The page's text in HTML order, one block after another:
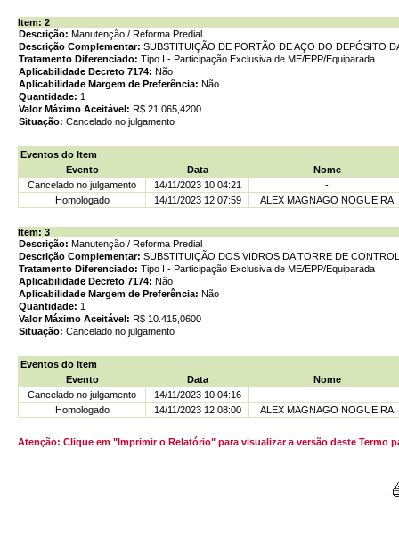
Item: 2
Descrição: Manutenção / Reforma Predial
Descrição Complementar: SUBSTITUIÇÃO DE PORTÃO DE AÇO DO DEPÓSITO
Tratamento Diferenciado: Tipo I - Participação Exclusiva de ME/EPP/Equiparada
Aplicabilidade Decreto 7174: Não
Aplicabilidade Margem de Preferência: Não
Quantidade: 1
Valor Máximo Aceitável: R$ 21.065,4200
Situação: Cancelado no julgamento
Eventos do Item
Evento
Data
Nome
Cancelado no julgamento
14/11/2023 10:04:21
-
Homologado
14/11/2023 12:07:59 ALEX MAGNAGO NOGUEIRA
Item: 3
Descrição: Manutenção / Reforma Predial
Descrição Complementar: SUBSTITUIÇÃO DOS VIDROS DA TORRE DE
Tratamento Diferenciado: Tipo I - Participação Exclusiva de ME/EPP/Equiparada
Aplicabilidade Decreto 7174: Não
Aplicabilidade Margem de Preferência: Não
Quantidade: 1
Valor Máximo Aceitável: R$ 10.415,0600
Situação: Cancelado no julgamento
Eventos do Item
Evento
Data
Nome
Cancelado no julgamento
14/11/2023 10:04:16
-
Homologado
14/11/2023 12:08:00 ALEX MAGNAGO NOGUEIRA
Atenção: Clique em "Imprimir o Relatório" para visualizar a versão deste Termo